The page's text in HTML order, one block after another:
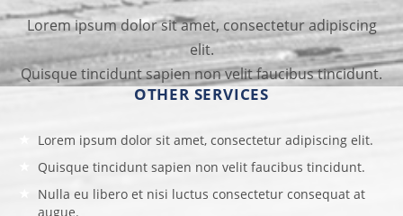
Lorem ipsum dolor sit amet, consectetur adipiscing
elit.
Quisque tincidunt sapien non velit faucibus tincidunt.
OTHER SERVICES
Lorem ipsum dolor sit amet, consectetur adipiscing elit.
Quisque tincidunt sapien non velit faucibus tincidunt.
Nulla eu libero et nisi luctus consectetur consequat at
augue.